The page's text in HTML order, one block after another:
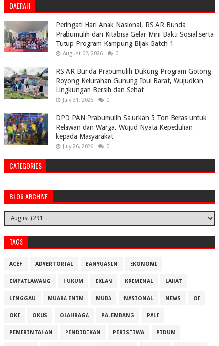
DAERAH
Peringati Hari Anak Nasional, RS AR Bunda
Prabumulih dan Kitabisa Gelar Mini Bakti Sosial serta
Tutup Program Kampung Bijak Batch 1
August 02, 2026 0
RS AR Bunda Prabumulih Dukung Program Gotong
Royong Kelurahan Gunung Ibul Barat, Wujudkan
Lingkungan Bersih dan Sehat
July 31, 2026 0
DPD PAN Prabumulih Salurkan 5 Ton Beras untuk
Relawan dan Warga, Wujud Nyata Kepedulian
kepada Masyarakat
July 26, 2026 0
CATEGORIES
BLOG ARCHIVE
TAGS
ACEH ADVERTORIAL BANYUASIN EKONOMI
EMPATLAWANG HUKUM IKLAN KRIMINAL LAHAT
LINGGAU MUARA ENIM MUBA NASIONAL NEWS OI
OKI OKUS OLAHRAGA PALEMBANG PALI
PEMERINTAHAN PENDIDIKAN PERISTIWA PIDUM